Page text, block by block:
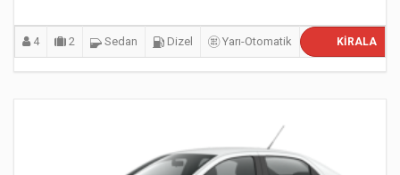
4 2 Sedan Dizel Yarı-Otomatik KIRALA